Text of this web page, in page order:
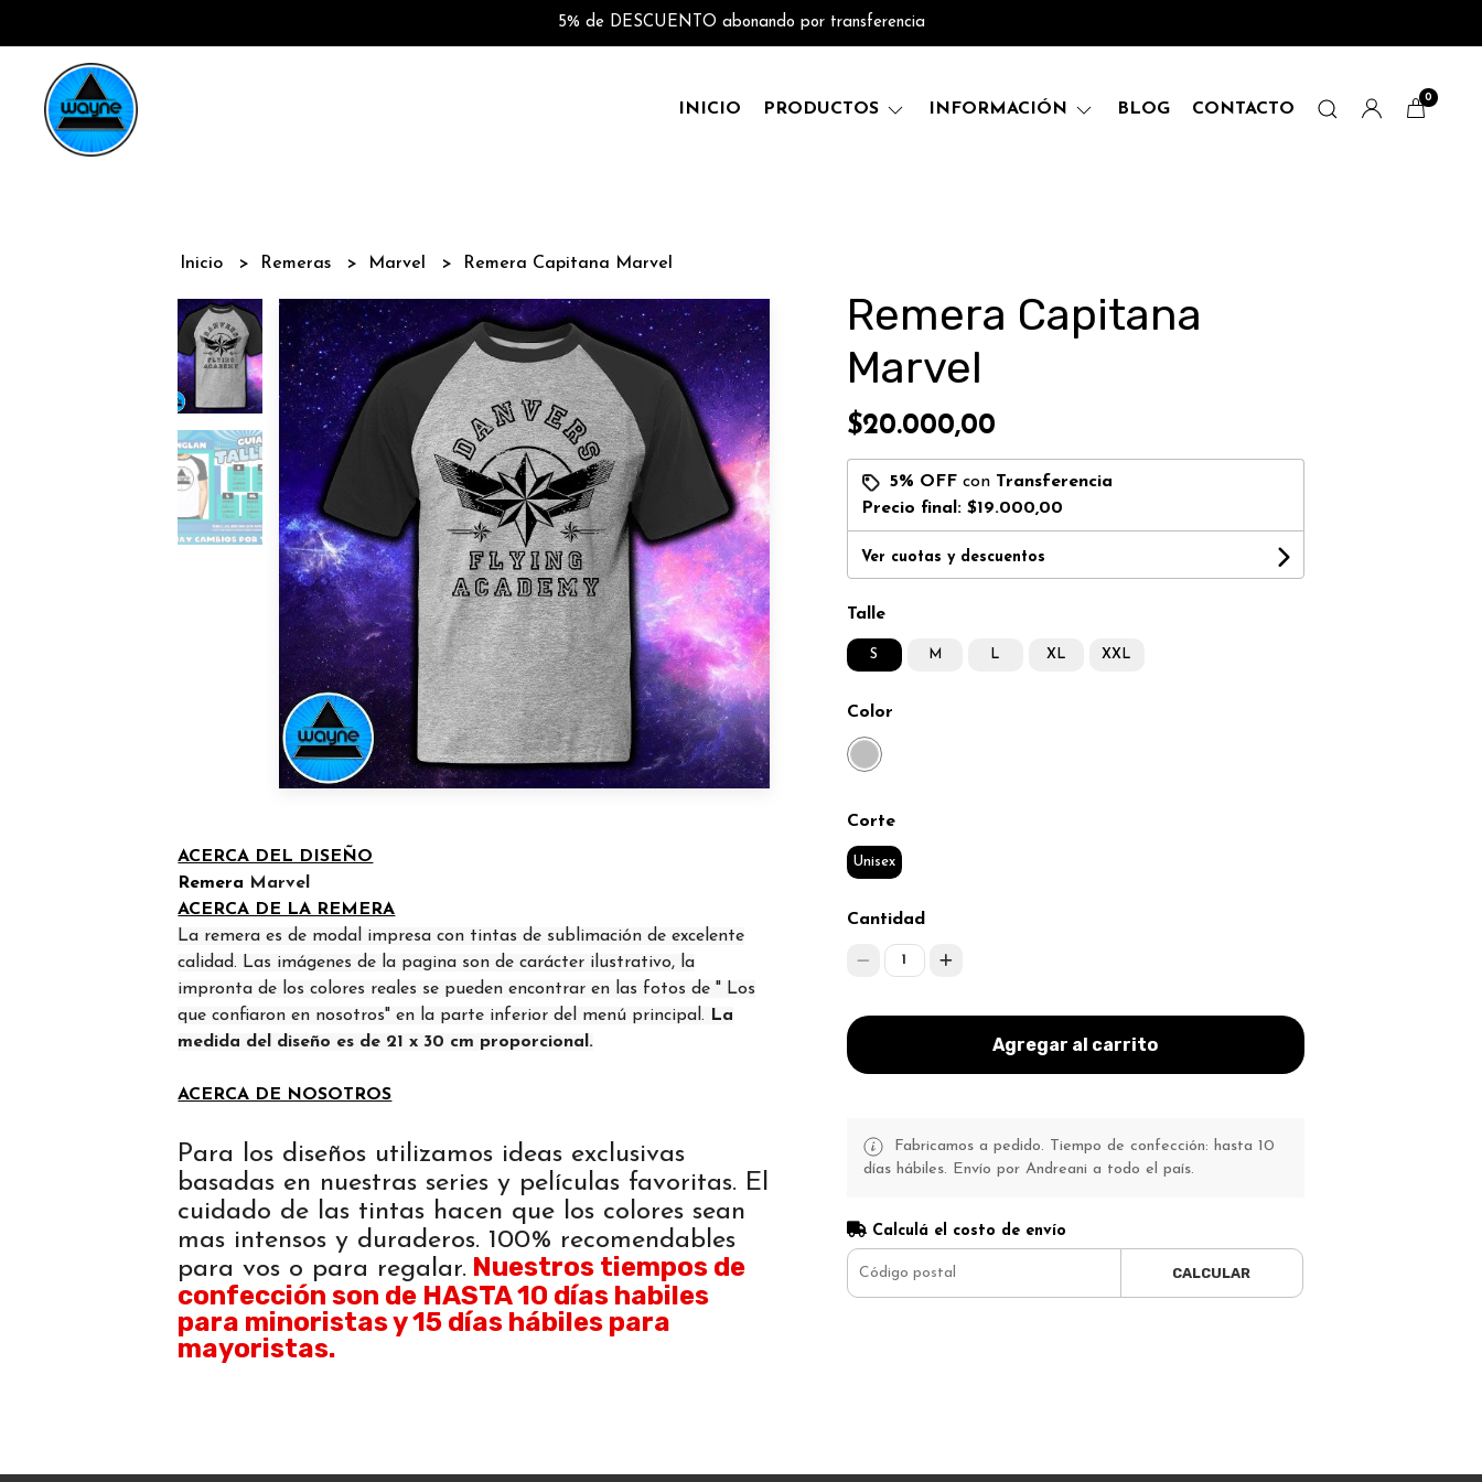
5% de DESCUENTO abonando por transferencia
INICIO PRODUCTOS INFORMACIÓN BLOG CONTACTO
0
Inicio Remeras Marvel Remera Capitana Marvel
ACERCA DEL DISEÑO
Remera Marvel
ACERCA DE LA REMERA
La remera es de modal impresa con tintas de sublimación de excelente
calidad. Las imágenes de la pagina son de carácter ilustrativo, la
impronta de los colores reales se pueden encontrar en las fotos de " Los
que confiaron en nosotros" en la parte inferior del menú principal. La
medida del diseño es de 21 x 30 cm proporcional.
ACERCA DE NOSOTROS
Para los diseños utilizamos ideas exclusivas
basadas en nuestras series y películas favoritas. El
cuidado de las tintas hacen que los colores sean
mas intensos y duraderos. 100% recomendables
para vos o para regalar. Nuestros tiempos de
confección son de HASTA 10 días habiles
para minoristas y 15 días hábiles para
mayoristas.
Remera Capitana
Marvel
$20.000,00
5% OFFcon Transferencia
Precio final: $19.000,00
Ver cuotas y descuentos
Talle
S M L XL XXL
Color
Corte
Unisex
Cantidad
1
Agregar al carrito
Fabricamos a pedido. Tiempo de confección: hasta 10
días hábiles. Envío por Andreani a todo el país.
Calculá el costo de envío
CALCULAR